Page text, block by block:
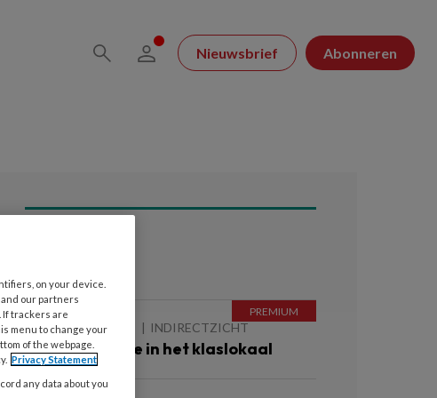
Nieuwsbrief Abonneren
5 AUGUSTUS 2026 INDIRECTZICHT
Gebitscontrole in het klaslokaal
on your device.
our partners
If trackers are
menu to change your
of the webpage.
Privacy Statement
any data about you